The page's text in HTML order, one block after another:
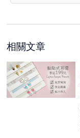
相關文章